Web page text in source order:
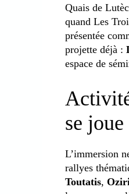
Quais de
quand Les
présentée
projette déjà :
espace de
se
L’immersion
rallyes
Toutatis,